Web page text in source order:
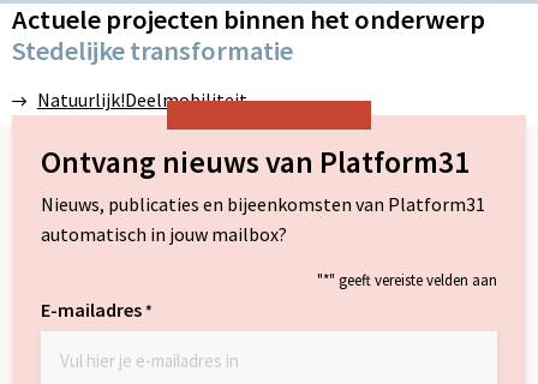
Actuele projecten binnen het onderwerp
Stedelijke transformatie
Natuurlijk!Deelmobiliteit
Ontvang nieuws van Platform31
Nieuws, publicaties en bijeenkomsten van Platform31
automatisch in jouw mailbox?
"*" geeft vereiste velden aan
E-mailadres*